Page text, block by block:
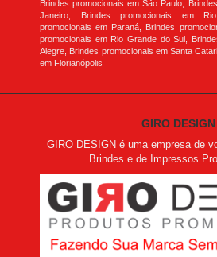
Brindes promocionais em São Paulo,
Janeiro, Brindes promocionais em
promocionais em Paraná, Brindes
promocionais em Rio Grande do Sul,
Alegre, Brindes promocionais em Santa
em Florianópolis
GIRO DESIGN
GIRO DESIGN é uma empresa de
Brindes e de Impressos